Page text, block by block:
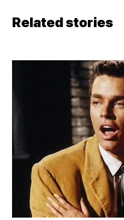
Related stories